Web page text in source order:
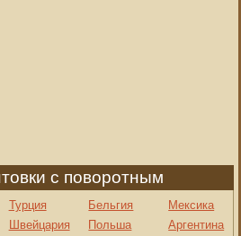
с поворотным
Турция
Швейцария
Бельгия
Польша
Мексика
Аргентина